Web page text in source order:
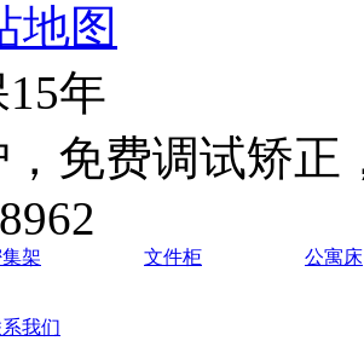
地图
年
免费调试矫正
架 文件柜 公寓床
我们